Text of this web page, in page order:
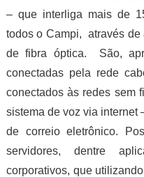
– que interliga mais de
todos o Campi, através de
de fibra óptica. São,
conectadas pela rede
conectados às redes sem
sistema de voz via internet
de correio eletrônico.
servidores, dentre
corporativos, que